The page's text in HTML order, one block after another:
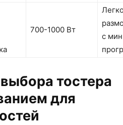
700-1000 Вт
с
тостера
для